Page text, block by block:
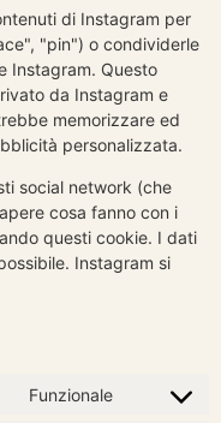
di Instagram per
"pin") o condividerle
Instagram. Questo
da Instagram e
memorizzare ed
personalizzata.
social network (che
cosa fanno con i
questi cookie. I dati
Instagram si
Funzionale
Consent